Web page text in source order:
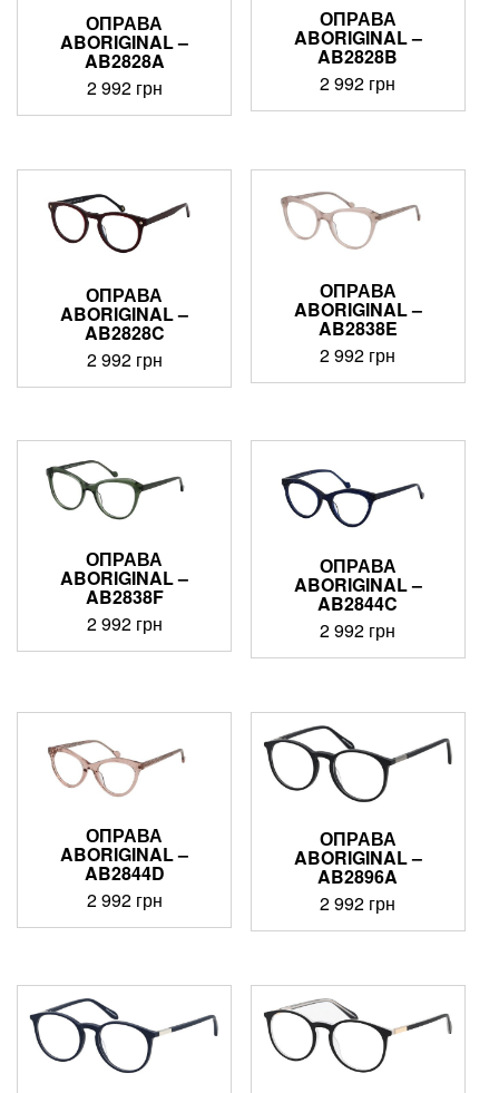
ОПРАВА
ABORIGINAL –
AB2828A
2 992 грн
ОПРАВА
ABORIGINAL –
AB2828B
2 992 грн
ОПРАВА
ABORIGINAL –
AB2828C
2 992 грн
ОПРАВА
ABORIGINAL –
AB2838E
2 992 грн
ОПРАВА
ABORIGINAL –
AB2838F
2 992 грн
ОПРАВА
ABORIGINAL –
AB2844C
2 992 грн
ОПРАВА
ABORIGINAL –
AB2844D
2 992 грн
ОПРАВА
ABORIGINAL –
AB2896A
2 992 грн